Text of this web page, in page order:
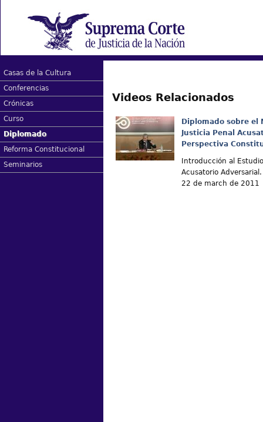
Casas de la Cultura
Conferencias
Crónicas
Curso
Diplomado
Reforma Constitucional
Seminarios
Videos Relacionados
Diplomado sobre el
Justicia Penal
Perspectiva
Introducción al
Acusatorio Adversarial.
22 de march de 2011